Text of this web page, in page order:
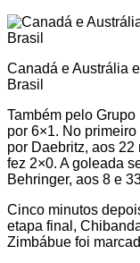
Canadá e Austrália
Brasil
Também pelo
por 6×1. No
por Daebritz, aos 22
fez 2×0. A goleada
Behringer, aos 8 e
Cinco minutos
etapa final,
Zimbábue foi